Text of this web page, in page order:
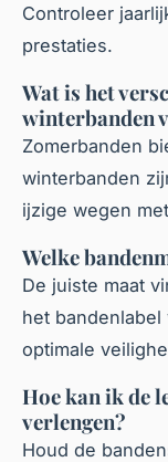
Controleer
prestaties.
Wat is het
winterbanden
Zomerbanden
winterbanden
ijzige wegen
Welke
De juiste maat
het
optimale
Hoe kan ik de
verlengen?
Houd de